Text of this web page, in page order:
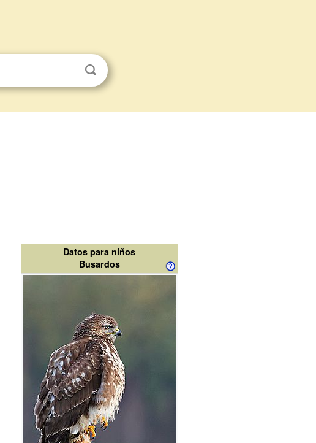
Datos para niños
Busardos